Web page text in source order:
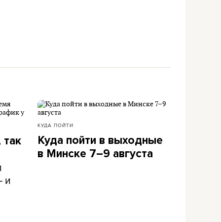
и
КУДА ПОЙТИ
Куда пойти в выходные
в Минске 7–9 августа